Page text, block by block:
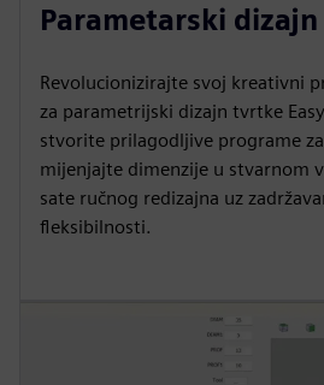
Parametarski dizajn
Revolucionizirajte svoj kreativni
za parametrijski dizajn tvrtke
stvorite prilagodljive programe
mijenjajte dimenzije u stvarnom
sate ručnog redizajna uz
fleksibilnosti.